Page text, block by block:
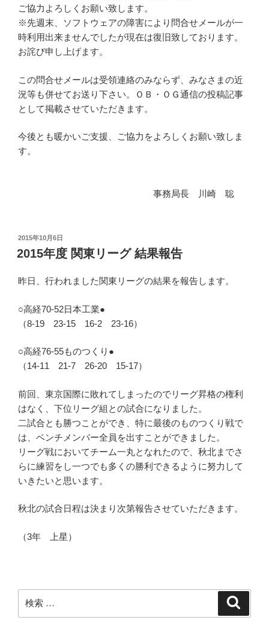
ご協力よろしくお願い致します。
※先週末、ソフトウェアの障害により問合せメールが一
時利用出来ませんでしたが現在は復旧致しております。
お詫び申し上げます。
この問合せメールは受領連絡のみならず、みなさまの近
況等も併せてお送り下さい。ＯＢ・ＯＧ通信の投稿記事
として掲載させていただきます。
今後とも暖かいご支援、ご協力をよろしくお願い致しま
す。
事務局長 川崎 聡
投
稿
日:
2015年10月6日
2015年度 関東リーグ 結果報告
昨日、行われました関東リーグの結果を報告します。
○高経70-52日本工業●
（8-19 23-15 16-2 23-16）
○高経76-55ものつくり●
（14-11 21-7 26-20 15-17）
前回、東京国際に敗れてしまったのでリーグ昇格の権利
はなく、下位リーグ組との試合になりました。
二試合とも勝つことができ、特に最後のものつくり戦で
は、ベンチメンバー全員を出すことができました。
リーグ戦においてチーム一丸となれたので、秋北までさ
らに練習をし一つでも多くの勝利できるように努力して
いきたいと思います。
秋北の試合日程は決まり次第報告させていただきます。
（3年 上星）
索: